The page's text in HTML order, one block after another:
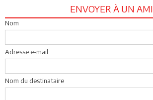
ENVOYER À UN AMI
Nom
Adresse e-mail
Nom du destinataire